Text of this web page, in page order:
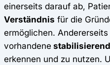
einerseits darauf ab,
Verständnis für die
ermöglichen.
vorhandene
erkennen und zu nutzen.